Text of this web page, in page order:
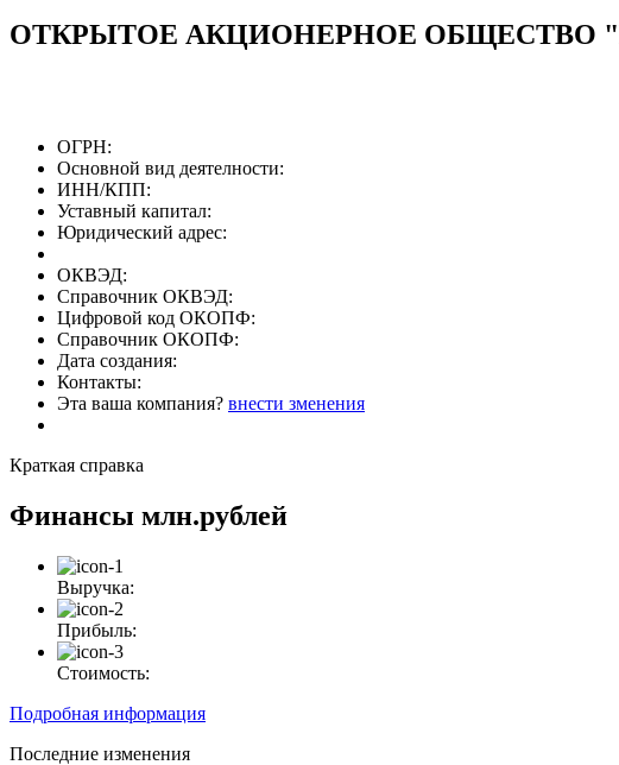
ОТКРЫТОЕ АКЦИОНЕРНОЕ ОБЩЕСТВО
ОГРН:
Основной вид деятелности:
ИНН/КПП:
Уставный капитал:
Юридический адрес:
ОКВЭД:
Справочник ОКВЭД:
Цифровой код ОКОПФ:
Справочник ОКОПФ:
Дата создания:
Контакты:
Эта ваша компания? внести зменения
Краткая справка
Финансы млн.рублей
Выручка:
Прибыль:
Стоимость:
Подробная информация
Последние изменения